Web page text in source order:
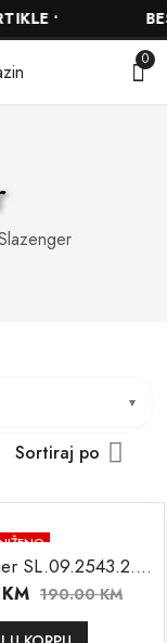
•
0
Sortiraj po
Slazenger SL.09.2543.2.01
KM 190.00KM